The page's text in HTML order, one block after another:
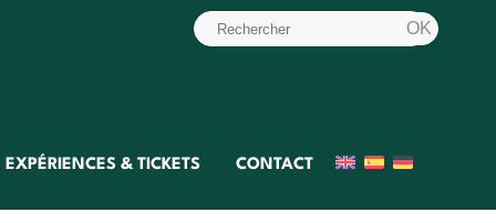
EXPÉRIENCES & TICKETS CONTACT